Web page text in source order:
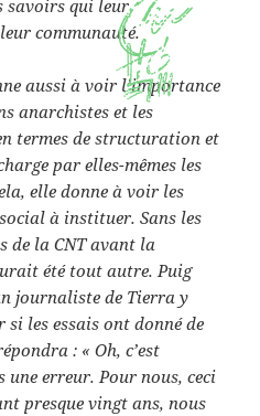
E
W
savoirs qui leur
communauté.
aussi à voir l’importance
anarchistes et les
termes de structuration et
par elles-mêmes les
elle donne à voir les
à instituer. Sans les
de la CNT avant la
été tout autre. Puig
journaliste de Tierra y
les essais ont donné de
: « Oh, c’est
erreur. Pour nous, ceci
presque vingt ans, nous